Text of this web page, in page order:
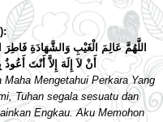
اللَّهُمَّ عَالِمَ الْغَيْبِ وَالشَّهَادَةِ
أَنْ لاَ إِلَهَ إِلاَّ أَنْتَ
Maha Mengetahui Perkara Yang
Tuhan segala sesuatu dan
Engkau. Aku Memohon